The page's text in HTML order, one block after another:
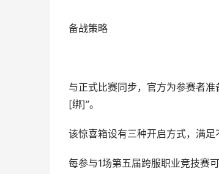
备战策略
与正式比赛同步，官方为参赛者
[绑]”。
该惊喜箱设有三种开启方式，满足
每参与1场第五届跨服职业竞技赛